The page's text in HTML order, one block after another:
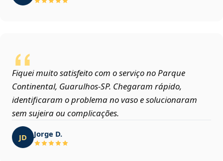
Fiquei muito satisfeito com o serviço no Parque
Continental, Guarulhos‑SP. Chegaram rápido,
identificaram o problema no vaso e solucionaram
sem sujeira ou complicações.
JD Jorge D.